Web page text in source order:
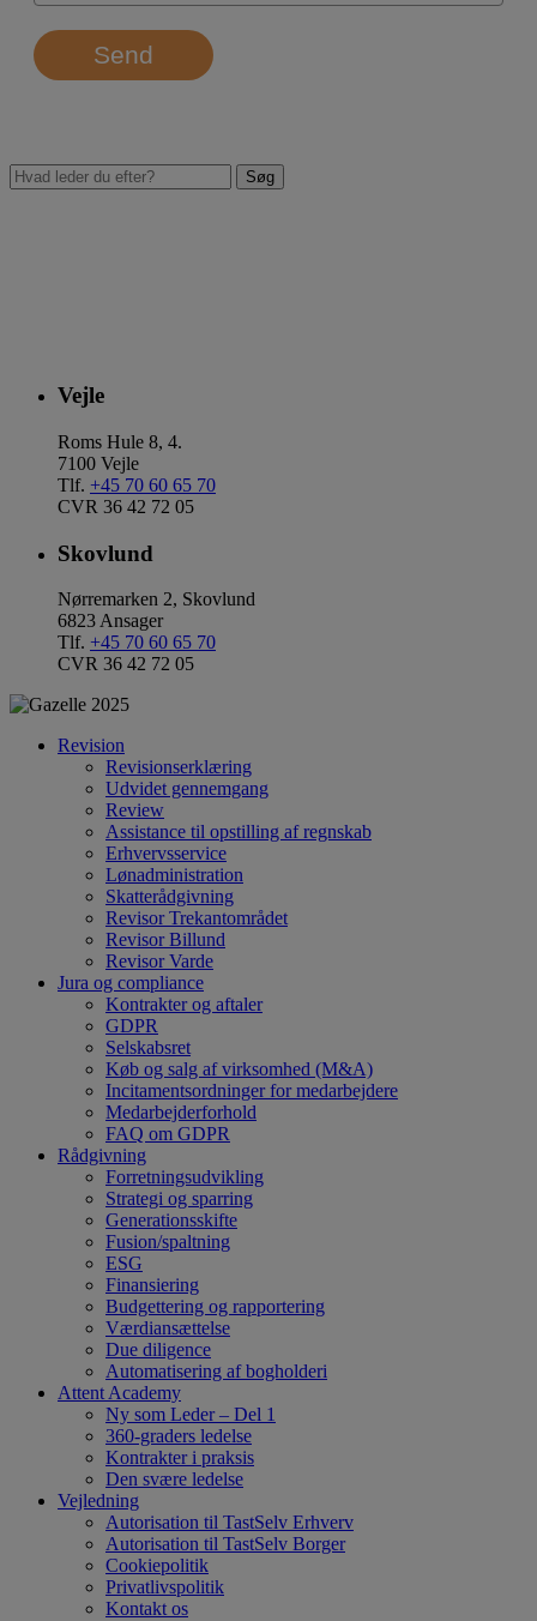
Send
Vejle
Roms Hule 8, 4.
7100 Vejle
Tlf. +45 70 60 65 70
CVR 36 42 72 05
Skovlund
Nørremarken 2, Skovlund
6823 Ansager
Tlf. +45 70 60 65 70
CVR 36 42 72 05
Revision
Revisionserklæring
Udvidet gennemgang
Review
Assistance til opstilling af regnskab
Erhvervsservice
Lønadministration
Skatterådgivning
Revisor Trekantområdet
Revisor Billund
Revisor Varde
Jura og compliance
Kontrakter og aftaler
GDPR
Selskabsret
Køb og salg af virksomhed (M&A)
Incitamentsordninger for medarbejdere
Medarbejderforhold
FAQ om GDPR
Rådgivning
Forretningsudvikling
Strategi og sparring
Generationsskifte
Fusion/spaltning
ESG
Finansiering
Budgettering og rapportering
Værdiansættelse
Due diligence
Automatisering af bogholderi
Attent Academy
Ny som Leder – Del 1
360-graders ledelse
Kontrakter i praksis
Den svære ledelse
Vejledning
Autorisation til TastSelv Erhverv
Autorisation til TastSelv Borger
Cookiepolitik
Privatlivspolitik
Kontakt os